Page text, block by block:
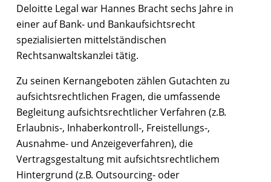
Deloitte Legal war Hannes Bracht sechs Jahre in
einer auf Bank- und Bankaufsichtsrecht
spezialisierten mittelständischen
Rechtsanwaltskanzlei tätig.
Zu seinen Kernangeboten zählen Gutachten zu
aufsichtsrechtlichen Fragen, die umfassende
Begleitung aufsichtsrechtlicher Verfahren (z.B.
Erlaubnis-, Inhaberkontroll-, Freistellungs-,
Ausnahme- und Anzeigeverfahren), die
Vertragsgestaltung mit aufsichtsrechtlichem
Hintergrund (z.B. Outsourcing- oder